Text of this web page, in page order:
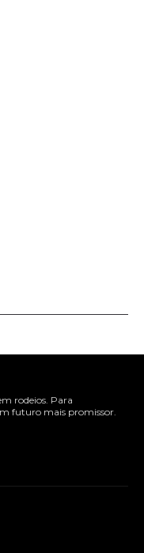
rodeios. Para
futuro mais promissor.